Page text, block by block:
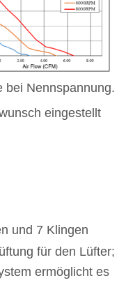
bei Nennspannung.
eingestellt
und 7 Klingen
für den Lüfter;
ermöglicht es